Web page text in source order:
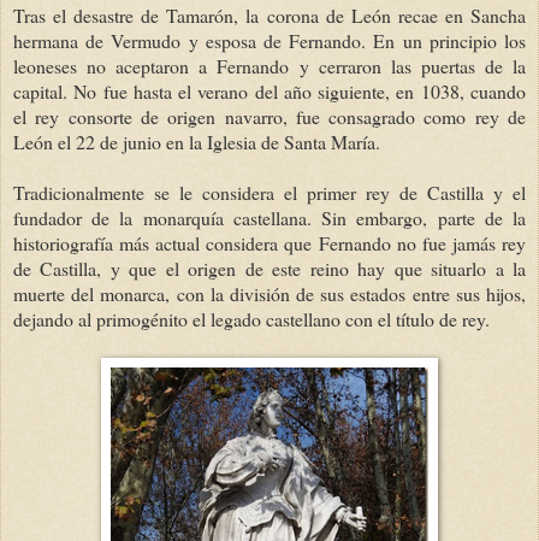
Tras el desastre de Tamarón, la corona de León recae en Sancha
hermana de Vermudo y esposa de Fernando. En un principio los
leoneses no aceptaron a Fernando y cerraron las puertas de la
capital. No fue hasta el verano del año siguiente, en 1038, cuando
el rey consorte de origen navarro, fue consagrado como rey de
León el 22 de junio en la Iglesia de Santa María.
Tradicionalmente se le considera el primer rey de Castilla y el
fundador de la monarquía castellana. Sin embargo, parte de la
historiografía más actual considera que Fernando no fue jamás rey
de Castilla, y que el origen de este reino hay que situarlo a la
muerte del monarca, con la división de sus estados entre sus hijos,
dejando al primogénito el legado castellano con el título de rey.